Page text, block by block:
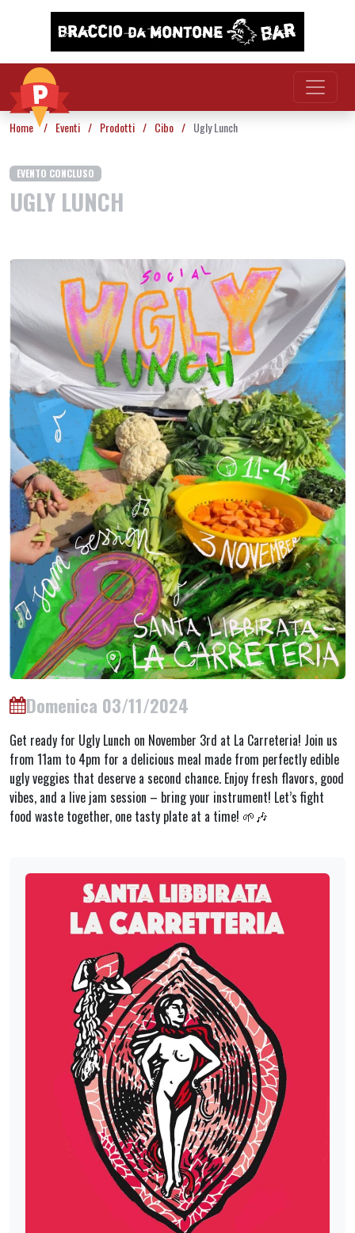
Vai al contenuto
Home / Eventi / Prodotti / Cibo / Ugly Lunch
EVENTO CONCLUSO
UGLY LUNCH
Domenica 03/11/2024
Get ready for Ugly Lunch on November 3rd at La Carreteria! Join us
from 11am to 4pm for a delicious meal made from perfectly edible
ugly veggies that deserve a second chance. Enjoy fresh flavors, good
vibes, and a live jam session – bring your instrument! Let’s fight
food waste together, one tasty plate at a time! 🌱🎶